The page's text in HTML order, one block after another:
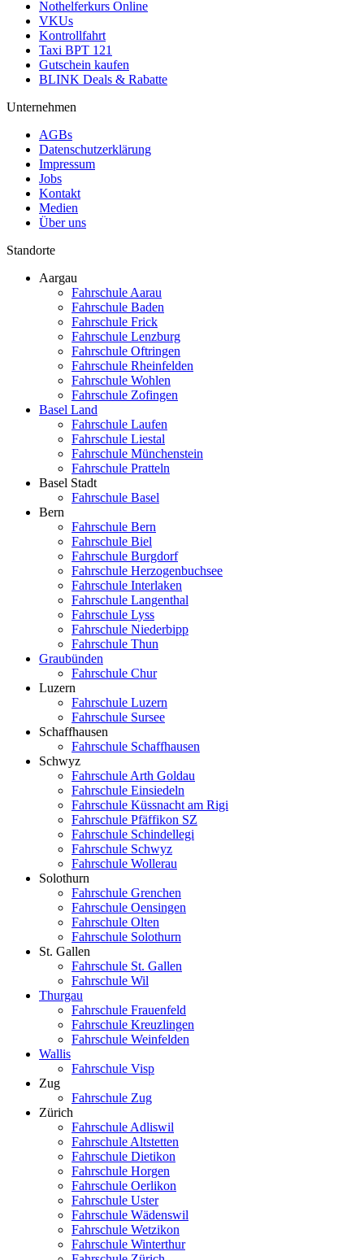
Nothelferkurs Online
VKUs
Kontrollfahrt
Taxi BPT 121
Gutschein kaufen
BLINK Deals & Rabatte
Unternehmen
AGBs
Datenschutzerklärung
Impressum
Jobs
Kontakt
Medien
Über uns
Standorte
Aargau
Fahrschule Aarau
Fahrschule Baden
Fahrschule Frick
Fahrschule Lenzburg
Fahrschule Oftringen
Fahrschule Rheinfelden
Fahrschule Wohlen
Fahrschule Zofingen
Basel Land
Fahrschule Laufen
Fahrschule Liestal
Fahrschule Münchenstein
Fahrschule Pratteln
Basel Stadt
Fahrschule Basel
Bern
Fahrschule Bern
Fahrschule Biel
Fahrschule Burgdorf
Fahrschule Herzogenbuchsee
Fahrschule Interlaken
Fahrschule Langenthal
Fahrschule Lyss
Fahrschule Niederbipp
Fahrschule Thun
Graubünden
Fahrschule Chur
Luzern
Fahrschule Luzern
Fahrschule Sursee
Schaffhausen
Fahrschule Schaffhausen
Schwyz
Fahrschule Arth Goldau
Fahrschule Einsiedeln
Fahrschule Küssnacht am Rigi
Fahrschule Pfäffikon SZ
Fahrschule Schindellegi
Fahrschule Schwyz
Fahrschule Wollerau
Solothurn
Fahrschule Grenchen
Fahrschule Oensingen
Fahrschule Olten
Fahrschule Solothurn
St. Gallen
Fahrschule St. Gallen
Fahrschule Wil
Thurgau
Fahrschule Frauenfeld
Fahrschule Kreuzlingen
Fahrschule Weinfelden
Wallis
Fahrschule Visp
Zug
Fahrschule Zug
Zürich
Fahrschule Adliswil
Fahrschule Altstetten
Fahrschule Dietikon
Fahrschule Horgen
Fahrschule Oerlikon
Fahrschule Uster
Fahrschule Wädenswil
Fahrschule Wetzikon
Fahrschule Winterthur